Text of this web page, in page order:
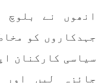
انھوں نے بلوچ
جہدکاروں کو
سیاسی کارکنان
جائزہ لیں اور